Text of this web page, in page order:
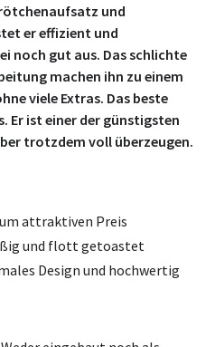
und
er effizient und
noch gut aus. Das schlichte
machen ihn zu einem
viele Extras. Das beste
Er ist einer der günstigsten
trotzdem voll überzeugen.
attraktiven Preis
und flott getoastet
Design und hochwertig